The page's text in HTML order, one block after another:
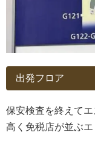
出発フロア
保安検査を終えて
高く免税店が並ぶエ